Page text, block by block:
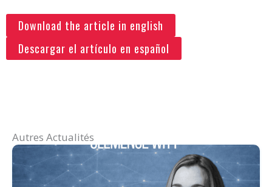
Download the article in english
Descargar el artículo en español
Autres Actualités